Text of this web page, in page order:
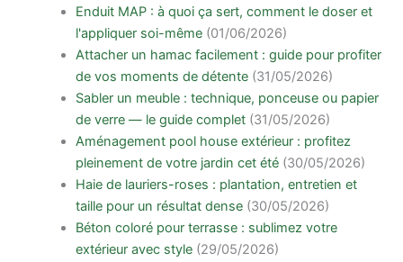
Enduit MAP : à quoi ça sert, comment le doser et
l'appliquer soi-même (01/06/2026)
Attacher un hamac facilement : guide pour profiter
de vos moments de détente (31/05/2026)
Sabler un meuble : technique, ponceuse ou papier
de verre — le guide complet (31/05/2026)
Aménagement pool house extérieur : profitez
pleinement de votre jardin cet été (30/05/2026)
Haie de lauriers-roses : plantation, entretien et
taille pour un résultat dense (30/05/2026)
Béton coloré pour terrasse : sublimez votre
extérieur avec style (29/05/2026)